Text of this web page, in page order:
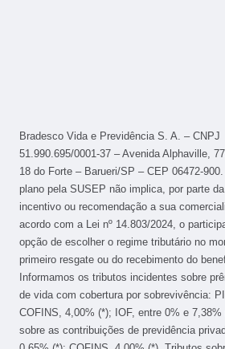
Bradesco Vida e Previdência S. A. – CNPJ
51.990.695/0001-37 – Avenida Alphaville,
18 do Forte – Barueri/SP – CEP 06472-
plano pela SUSEP não implica, por parte da
incentivo ou recomendação a sua
acordo com a Lei nº 14.803/2024, o
opção de escolher o regime tributário no
primeiro resgate ou do recebimento do
Informamos os tributos incidentes sobre
de vida com cobertura por sobrevivência:
COFINS, 4,00% (*); IOF, entre 0% e 7,38%
sobre as contribuições de previdência